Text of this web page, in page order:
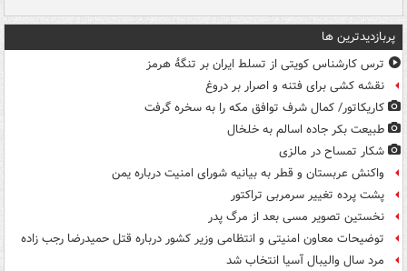
پربازدیدترین ها
ترس کارشناس کویتی از تسلط ایران بر تنگۀ هرمز
نقشه کشی برای فتنه و اصرار بر دروغ
کاریکاتور/ کمال شرف توافق مکه را به سخره گرفت
طبیعت بکر جاده اسالم به خلخال
شکار تمساح در مالزی
واکنش عربستان و قطر به بیانیه شورای امنیت درباره یمن
پشت پرده تغییر سرمربی تراکتور
نخستین تصویر مسی بعد از مرگ پدر
توضیحات معاون امنیتی و انتظامی وزیر کشور درباره قتل حمیدرضا رجب زاده
مرد سال والیبال آسیا انتخاب شد